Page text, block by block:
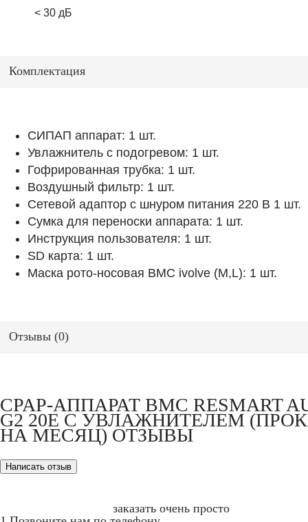
< 30 дБ
Комплектация
CИПАП аппарат: 1 шт.
Увлажнитель с подогревом: 1 шт.
Гофрированная трубка: 1 шт.
Воздушный фильтр: 1 шт.
Сетевой адаптор с шнуром питания 220 В 1 шт.
Сумка для переноски аппарата: 1 шт.
Инструкция пользователя: 1 шт.
SD карта: 1 шт.
Маска рото-носовая ВМС ivolve (М,L): 1 шт.
Отзывы (0)
CPAP-АППАРАТ BMC RESMART
G2 20E С УВЛАЖНИТЕЛЕМ
НА МЕСЯЦ) ОТЗЫВЫ
заказать очень просто